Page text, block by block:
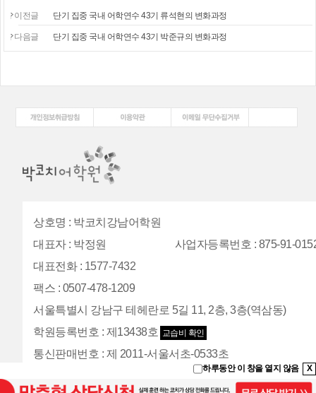
하루동안 이 창을 열지 않음 X
이전글 단기 집중 국내 어학연수 43기 류석현의 변화과정
다음글 단기 집중 국내 어학연수 43기 박준규의 변화과정
상호명 : 박코치강남어학원
대표자: 박정원 사업자등록번호 : 875-91-
대표전화: 1577-7432
팩스 : 0507-478-1209
서울특별시 강남구 테헤란로 5길 11, 2층, 3층(역삼동)
학원등록번호 : 제13438호 교습비 확인
통신판매번호 : 제 2011-서울서초-0533초